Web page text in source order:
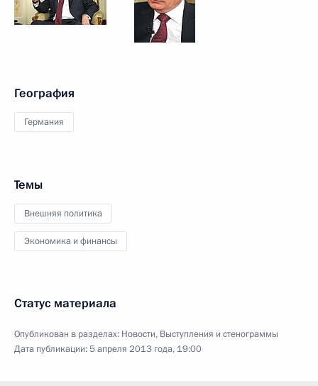
География
Германия
Темы
Внешняя политика
Экономика и финансы
Статус материала
Опубликован в разделах: Новости, Выступления и стенограммы
Дата публикации:5 апреля 2013 года, 19:00